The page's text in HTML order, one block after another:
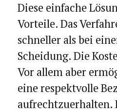
Diese einfache
Vorteile. Das
schneller als bei
Scheidung. Die
Vor allem aber
eine respektvolle
aufrechtzuerhalten.